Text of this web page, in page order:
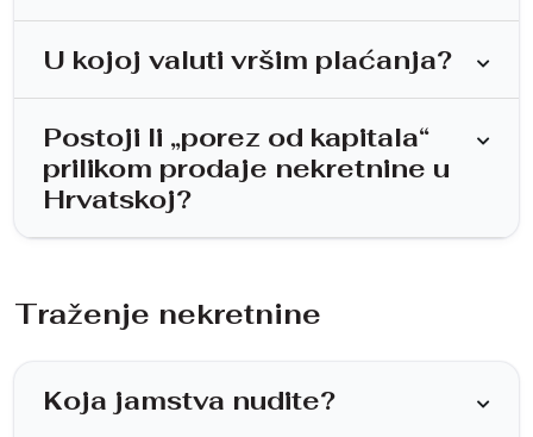
U kojoj valuti vršim plaćanja?
Postoji li „porez od kapitala“
prilikom prodaje nekretnine u
Hrvatskoj?
Traženje nekretnine
Koja jamstva nudite?